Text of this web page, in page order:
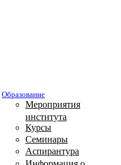
Образование
Мероприятия
института
Курсы
Семинары
Аспирантура